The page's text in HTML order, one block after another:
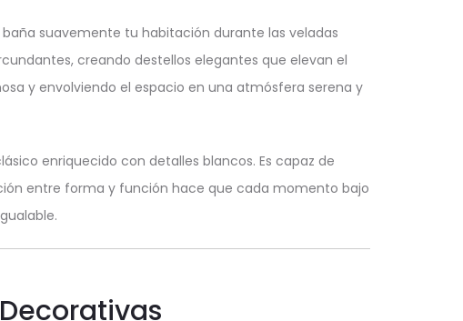
suavemente tu habitación durante las veladas
creando destellos elegantes que elevan el
y envolviendo el espacio en una atmósfera serena y
enriquecido con detalles blancos. Es capaz de
entre forma y función hace que cada momento bajo